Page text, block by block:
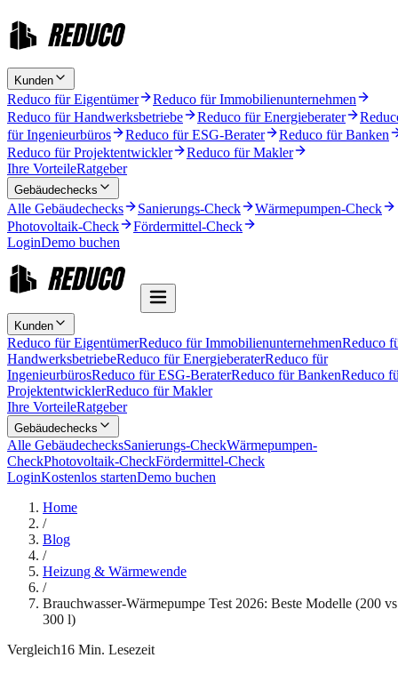
Kunden
Reduco für Eigentümer
Reduco für Immobilienunternehmen
Reduco für Handwerksbetriebe
Reduco für Energieberater
für Ingenieurbüros
Reduco für ESG-Berater
Reduco für Banken
Reduco für Projektentwickler
Reduco für Makler
Ihre VorteileRatgeber
Gebäudechecks
Alle Gebäudechecks Sanierungs-Check
Wärmepumpen-Check
Photovoltaik-Check
Fördermittel-Check
LoginDemo buchen
Kunden
Reduco für EigentümerReduco für ImmobilienunternehmenReduco
HandwerksbetriebeReduco für EnergieberaterReduco für
IngenieurbürosReduco für ESG-BeraterReduco für BankenReduco
ProjektentwicklerReduco für Makler
Ihre VorteileRatgeber
Gebäudechecks
Alle GebäudechecksSanierungs-CheckWärmepumpen-
CheckPhotovoltaik-CheckFördermittel-Check
LoginKostenlos startenDemo buchen
Home
/
Blog
/
Heizung & Wärmewende
/
Brauchwasser-Wärmepumpe Test 2026: Beste Modelle (200 vs
300 l)
Vergleich16 Min. Lesezeit